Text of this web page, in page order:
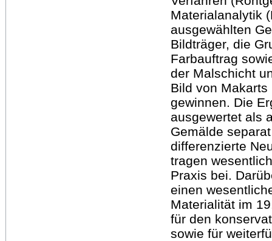
Materialanalytik
ausgewählten
Bildträger, die
Farbauftrag
der Malschicht
Bild von
gewinnen. Die
ausgewertet als
Gemälde
differenzierte
tragen
Praxis bei.
einen
Materialität im
für den
sowie für